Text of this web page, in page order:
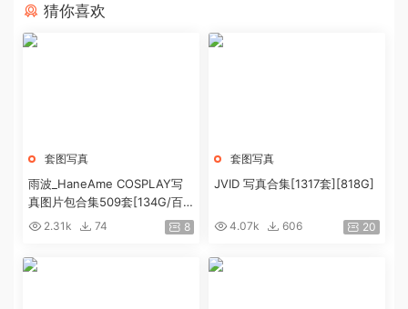
猜你喜欢
套图写真
雨波_HaneAme COSPLAY写
真图片包合集509套[134G/百
度盘]2.31k 74 8
套图写真
JVID 写真合集[1317套][818G]
4.07k 606 20